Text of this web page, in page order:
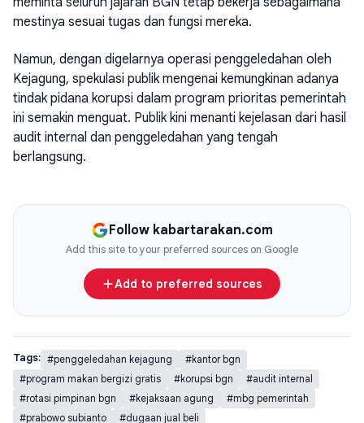
mestinya sesuai tugas dan fungsi mereka.
Namun, dengan digelarnya operasi penggeledahan oleh
Kejagung, spekulasi publik mengenai kemungkinan adanya
tindak pidana korupsi dalam program prioritas pemerintah
ini semakin menguat. Publik kini menanti kejelasan dari hasil
audit internal dan penggeledahan yang tengah
berlangsung.
Follow kabartarakan.com
Add this site to your preferred sources on Google
Add to preferred sources
Tags: #penggeledahan kejagung
#kantor bgn
#program makan bergizi gratis
#korupsi bgn
#audit internal
#rotasi pimpinan bgn
#kejaksaan agung
#mbg pemerintah
#prabowo subianto
#dugaan jual beli